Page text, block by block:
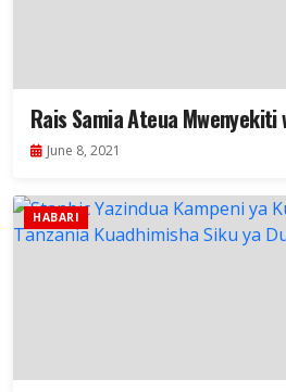
Rais Samia Ateua Mwenyekiti
June 8, 2021
HABARI